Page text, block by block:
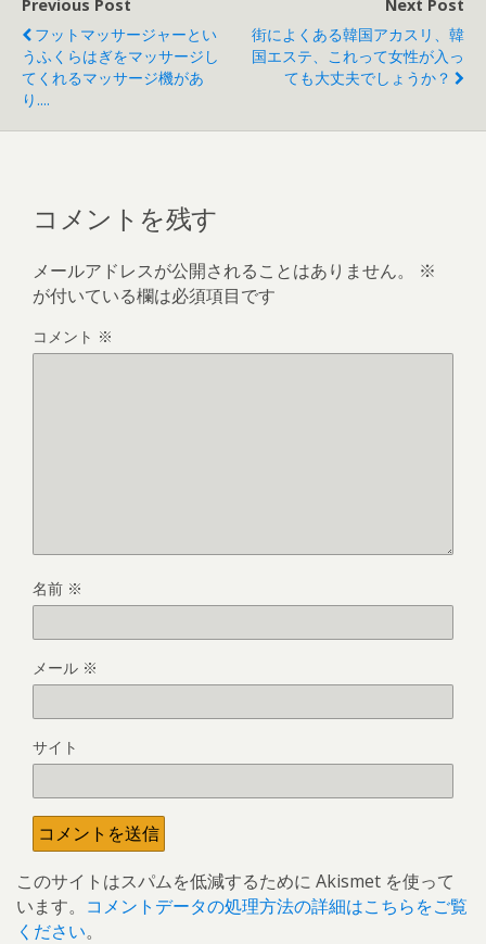
Previous Post
フットマッサージャーとい
うふくらはぎをマッサージし
てくれるマッサージ機があ
り....
Next Post
街によくある韓国アカスリ、韓
国エステ、これって女性が入っ
ても大丈夫でしょうか？
コメントを残す
メールアドレスが公開されることはありません。
※
が付いている欄は必須項目です
コメント ※
名前 ※
メール ※
サイト
このサイトはスパムを低減するために Akismet を使って
います。 コメントデータの処理方法の詳細はこちらをご覧
ください。